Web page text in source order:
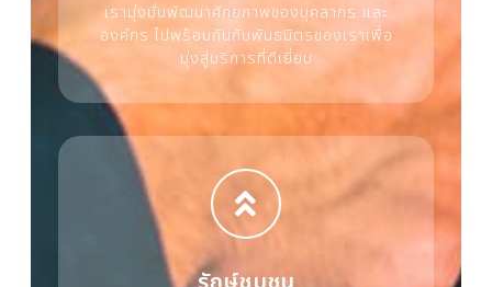
เรามุ่งมั่นพัฒนาศักยภาพของบุคลากร และ
องค์กร ไปพร้อมกันกับพันธมิตรของเราเพื่อ
มุ่งสู่บริการที่ดีเยี่ยม